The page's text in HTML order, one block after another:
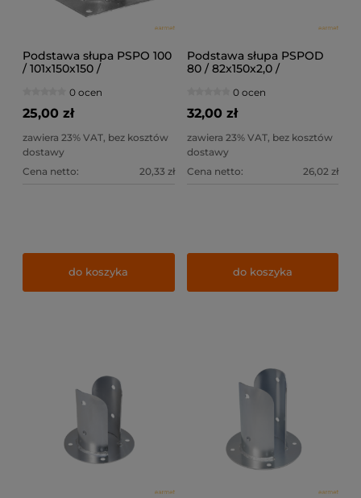
Podstawa słupa PSPO 100
/ 101x150x150 /
0 ocen
25,00 zł
zawiera 23% VAT, bez kosztów
dostawy
Cena netto:
20,33 zł
do koszyka
Podstawa słupa PSPOD
80 / 82x150x2,0 /
0 ocen
32,00 zł
zawiera 23% VAT, bez kosztów
dostawy
Cena netto:
26,02 zł
do koszyka